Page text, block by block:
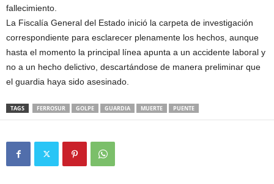
fallecimiento.
La Fiscalía General del Estado inició la carpeta de investigación
correspondiente para esclarecer plenamente los hechos, aunque
hasta el momento la principal línea apunta a un accidente laboral y
no a un hecho delictivo, descartándose de manera preliminar que
el guardia haya sido asesinado.
TAGS FERROSUR GOLPE GUARDIA MUERTE PUENTE